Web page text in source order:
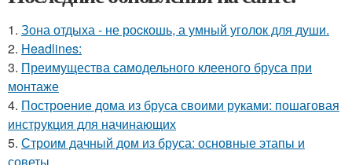
1. Зона отдыха - не роcкошь, а умный уголок для души.
2. Headlines:
3. Преимущества самодельного клееного бруса при
монтаже
4. Построение дома из бруса своими руками: пошаговая
инструкция для начинающих
5. Строим дачный дом из бруса: основные этапы и